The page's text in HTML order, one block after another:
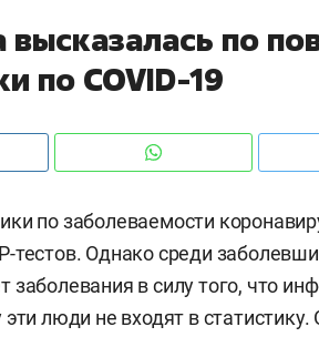
по
по COVID-19
по заболеваемости
тестов. Однако среди
заболевания в силу того, что
люди не входят в